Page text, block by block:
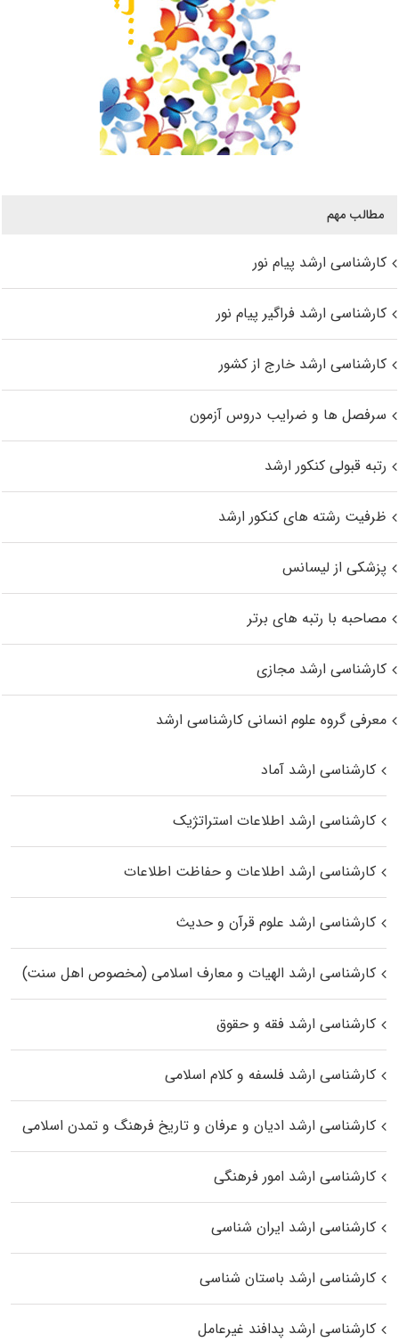
مطالب مهم
کارشناسی ارشد پیام نور
کارشناسی ارشد فراگیر پیام نور
کارشناسی ارشد خارج از کشور
سرفصل ها و ضرایب دروس آزمون
رتبه قبولی کنکور ارشد
ظرفیت رشته های کنکور ارشد
پزشکی از لیسانس
مصاحبه با رتبه های برتر
کارشناسی ارشد مجازی
معرفی گروه علوم انسانی کارشناسی ارشد
کارشناسی ارشد آماد
کارشناسی ارشد اطلاعات استراتژیک
کارشناسی ارشد اطلاعات و حفاظت اطلاعات
کارشناسی ارشد علوم قرآن و حدیث
کارشناسی ارشد الهیات و معارف اسلامی (مخصوص اهل سنت)
کارشناسی ارشد فقه و حقوق
کارشناسی ارشد فلسفه و کلام اسلامی
کارشناسی ارشد ادیان و عرفان و تاریخ فرهنگ و تمدن اسلامی
کارشناسی ارشد امور فرهنگی
کارشناسی ارشد ایران شناسی
کارشناسی ارشد باستان شناسی
کارشناسی ارشد پدافند غیرعامل